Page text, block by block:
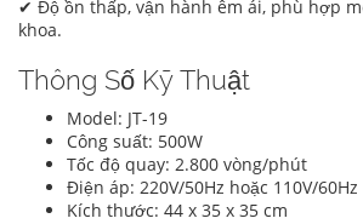
✔ Độ ồn thấp, vận hành êm ái, phù hợp
khoa.
Thông Số Kỹ Thuật
Model: JT-19
Công suất: 500W
Tốc độ quay: 2.800 vòng/phút
Điện áp: 220V/50Hz hoặc 110V/60Hz
Kích thước: 44 x 35 x 35 cm